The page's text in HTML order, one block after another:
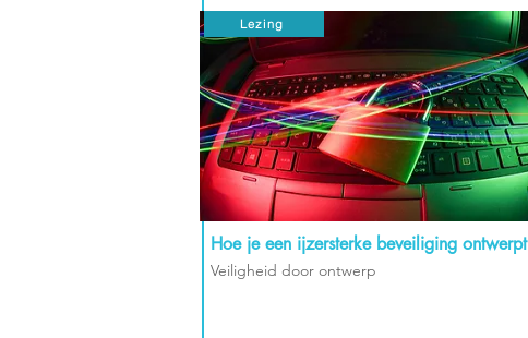
Lezing
Hoe je een ijzersterke beveiliging ontwerpt
Veiligheid door ontwerp